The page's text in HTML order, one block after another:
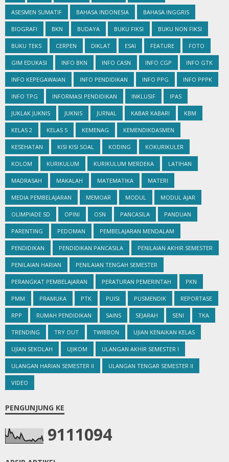
ASESMEN SUMATIF BAHASA INDONESIA BAHASA INGGRIS
BIOGRAFI BKN BUDAYA BUKU FIKSI BUKU NON FIKSI
BUKU TEKS CERPEN DIKLAT ESAI FEATURE FOTO
GIM EDUKASI INFO BKN INFO CASN INFO CGP INFO GTK
INFO KEPEGAWAIAN INFO PENDIDIKAN INFO PPG INFO PPPK
INFO TPG INFORMASI PENDIDIKAN INKLUSIF IPAS
JUKLAK JUKNIS JUKNIS JURNAL KABAR KABARI KBM
KELAS 2 KELAS 5 KEMENAG KEMENDIKDASMEN
KESEHATAN KISI KISI SOAL KODING KOKURIKULER
KOLOM KURIKULUM KURIKULUM MERDEKA LATIHAN
MADRASAH MAKALAH MATEMATIKA MATERI
MEDIA PEMBELAJARAN MEMOAR MODUL MODUL AJAR
OLIMPIADE SD OPINI OSN PANCASILA PANDUAN
PARENTING PEDOMAN PEMBELAJARAN MENDALAM
PENDIDIKAN PENDIDIKAN PANCASILA PENILAIAN AKHIR SEMESTER
PENILAIAN HARIAN PENILAIAN TENGAH SEMESTER
PERANGKAT PEMBELAJARAN PERATURAN PEMERINTAH PKN
PMM PRAMUKA PTK PUISI PUSMENDIK REPORTASE
RPP RUMAH PENDIDIKAN SAINS SEJARAH SENI TKA
TRENDING TRY OUT TWIBBON UJIAN KENAIKAN KELAS
UJIAN SEKOLAH UJIKOM ULANGAN AKHIR SEMESTER I
ULANGAN HARIAN SEMESTER II ULANGAN TENGAR SEMESTER II
VIDEO
PENGUNJUNG KE
9111094